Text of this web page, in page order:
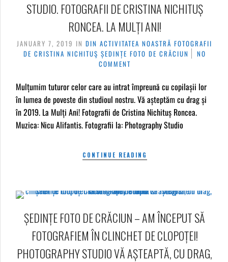
STUDIO. FOTOGRAFII DE CRISTINA NICHITUȘ
RONCEA. LA MULȚI ANI!
JANUARY 7, 2019 IN DIN ACTIVITATEA NOASTRĂ FOTOGRAFII
DE CRISTINA NICHITUŞ ȘEDINȚE FOTO DE CRĂCIUN
NO
COMMENT
Mulțumim tuturor celor care au intrat împreună cu copilașii lor
în lumea de poveste din studioul nostru. Vă așteptăm cu drag și
în 2019. La Mulți Ani! Fotografii de Cristina Nichituș Roncea.
Muzica: Nicu Alifantis. Fotografii la: Photography Studio
CONTINUE READING
ȘEDINȚE FOTO DE CRĂCIUN – AM ÎNCEPUT SĂ
FOTOGRAFIEM ÎN CLINCHET DE CLOPOȚEI!
PHOTOGRAPHY STUDIO VĂ AȘTEAPTĂ, CU DRAG,